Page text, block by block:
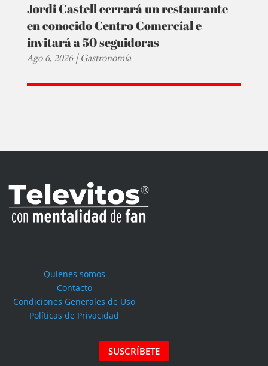
Jordi Castell cerrará un restaurante
en conocido Centro Comercial e
invitará a 50 seguidoras
Ago 6, 2026|Gastronomía
Quienes somos
Contacto
Condiciones Generales de Uso
Políticas de Privacidad
SUSCRÍBETE